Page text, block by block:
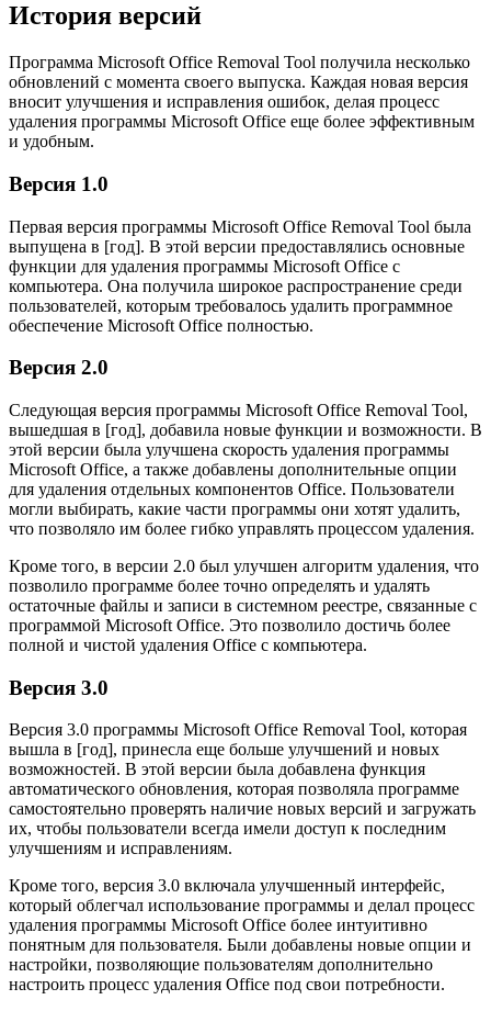
История версий
Программа Microsoft Office Removal Tool получила несколько
обновлений с момента своего выпуска. Каждая новая версия
вносит улучшения и исправления ошибок, делая процесс
удаления программы Microsoft Office еще более эффективным
и удобным.
Версия 1.0
Первая версия программы Microsoft Office Removal Tool была
выпущена в [год]. В этой версии предоставлялись основные
функции для удаления программы Microsoft Office с
компьютера. Она получила широкое распространение среди
пользователей, которым требовалось удалить программное
обеспечение Microsoft Office полностью.
Версия 2.0
Следующая версия программы Microsoft Office Removal Tool,
вышедшая в [год], добавила новые функции и возможности. В
этой версии была улучшена скорость удаления программы
Microsoft Office, а также добавлены дополнительные опции
для удаления отдельных компонентов Office. Пользователи
могли выбирать, какие части программы они хотят удалить,
что позволяло им более гибко управлять процессом удаления.
Кроме того, в версии 2.0 был улучшен алгоритм удаления, что
позволило программе более точно определять и удалять
остаточные файлы и записи в системном реестре, связанные с
программой Microsoft Office. Это позволило достичь более
полной и чистой удаления Office с компьютера.
Версия 3.0
Версия 3.0 программы Microsoft Office Removal Tool, которая
вышла в [год], принесла еще больше улучшений и новых
возможностей. В этой версии была добавлена функция
автоматического обновления, которая позволяла программе
самостоятельно проверять наличие новых версий и загружать
их, чтобы пользователи всегда имели доступ к последним
улучшениям и исправлениям.
Кроме того, версия 3.0 включала улучшенный интерфейс,
который облегчал использование программы и делал процесс
удаления программы Microsoft Office более интуитивно
понятным для пользователя. Были добавлены новые опции и
настройки, позволяющие пользователям дополнительно
настроить процесс удаления Office под свои потребности.